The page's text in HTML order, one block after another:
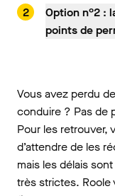
Option n°2 :
points de
Vous avez perdu
conduire ? Pas de
Pour les retrouver,
d’attendre de les
mais les délais
très strictes. Roole